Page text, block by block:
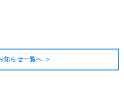
知らせ一覧へ ＞